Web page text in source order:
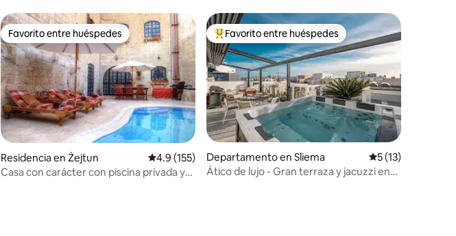
Favorito entre huéspedes
Favorito entre huéspedes
Residencia en Żejtun Calificación promedio: 4.9 de 5; 155 evaluaciones
4.9 (155)
Casa con carácter con piscina privada y
De los mejores en Favorito entre huéspedes
Favorito entre huéspedes
Departamento en Sliema Calificación
5 (13)
Ático de lujo - Gran terraza y jacuzzi en